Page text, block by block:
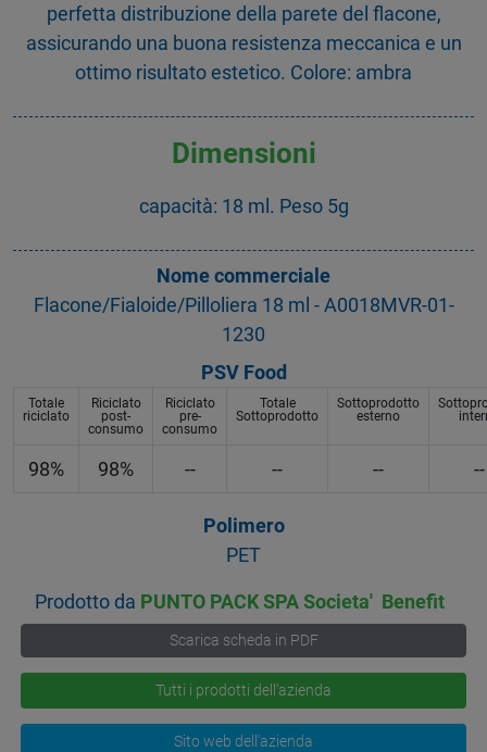
perfetta distribuzione della parete del flacone,
assicurando una buona resistenza meccanica e un
ottimo risultato estetico. Colore: ambra
Dimensioni
capacità: 18 ml. Peso 5g
Nome commerciale
Flacone/Fialoide/Pilloliera 18 ml - A0018MVR-01-
1230
PSV Food
Totale
riciclato
Riciclato
post-
consumo
Riciclato
pre-
consumo
Totale
Sottoprodotto
Sottoprodotto
esterno
98% 98% -- -- -- --
Polimero
PET
Prodotto da PUNTO PACK SPA Societa' Benefit
Scarica scheda in PDF
Tutti i prodotti dell'azienda
Sito web dell'azienda